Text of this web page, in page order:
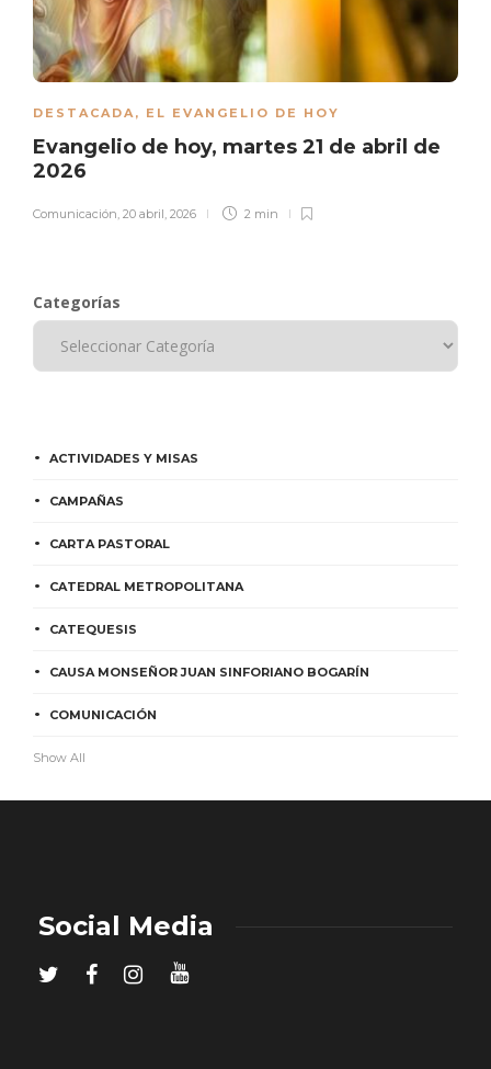
DESTACADA, EL EVANGELIO DE HOY
Evangelio de hoy, martes 21 de abril de
2026
Comunicación, 20 abril, 2026 2 min
Categorías
ACTIVIDADES Y MISAS
CAMPAÑAS
CARTA PASTORAL
CATEDRAL METROPOLITANA
CATEQUESIS
CAUSA MONSEÑOR JUAN SINFORIANO BOGARÍN
COMUNICACIÓN
Show All
Social Media